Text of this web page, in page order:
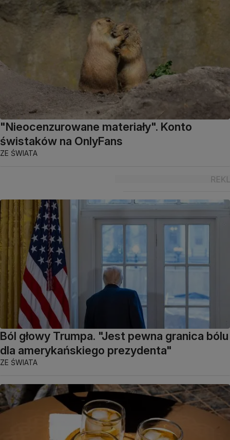
"Nieocenzurowane materiały". Konto
świstaków na OnlyFans
ZE ŚWIATA
Ból głowy Trumpa. "Jest pewna granica bólu
dla amerykańskiego prezydenta"
ZE ŚWIATA